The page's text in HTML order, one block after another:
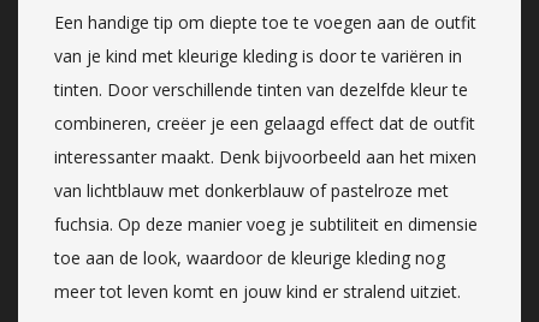
Een handige tip om diepte toe te voegen aan de outfit
van je kind met kleurige kleding is door te variëren in
tinten. Door verschillende tinten van dezelfde kleur te
combineren, creëer je een gelaagd effect dat de outfit
interessanter maakt. Denk bijvoorbeeld aan het mixen
van lichtblauw met donkerblauw of pastelroze met
fuchsia. Op deze manier voeg je subtiliteit en dimensie
toe aan de look, waardoor de kleurige kleding nog
meer tot leven komt en jouw kind er stralend uitziet.